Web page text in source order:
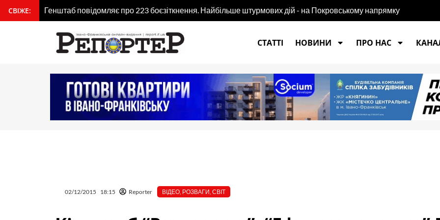
вмісту
СВІЖЕ: Генштаб повідомляє про 223 боєзіткнення. Найбільше штурмових дій - на Покровському напрямку
СТАТТІ
НОВИНИ ПРО НАС
02/12/2015 18:15 Reporter ВІДЕО РОЗВАГИ СВІТ